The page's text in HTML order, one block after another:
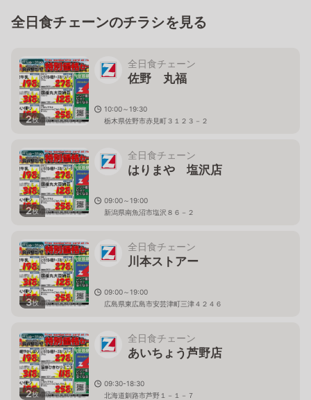
全日食チェーンのチラシを見る
2枚
全日食チェーン
佐野 丸福
10:00～19:30
栃木県佐野市赤見町３１２３－２
2枚
全日食チェーン
はりまや 塩沢店
09:00～19:00
新潟県南魚沼市塩沢８６－２
3枚
全日食チェーン
川本ストアー
09:00～19:00
広島県東広島市安芸津町三津４２４６
2枚
全日食チェーン
あいちょう芦野店
09:30-18:30
北海道釧路市芦野１－１－７